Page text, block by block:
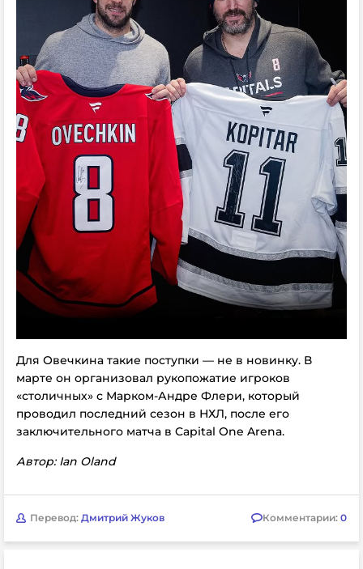
Для Овечкина такие поступки — не в новинку. В
марте он организовал рукопожатие игроков
«столичных» с Марком-Андре Флери, который
проводил последний сезон в НХЛ, после его
заключительного матча в Capital One Arena.
Автор: Ian Oland
Перевод: Дмитрий Жуков Комментарии: 0